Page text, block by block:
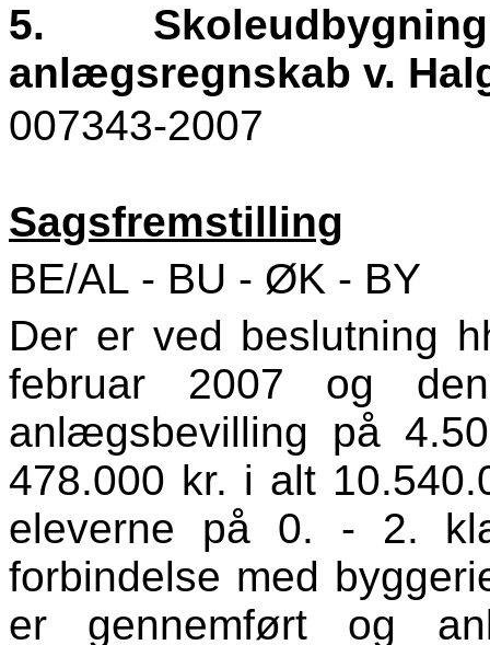
5.
anlægsregnskab v.
007343-2007
Sagsfremstilling
BE/AL - BU - ØK - BY
Der er ved beslutning
februar 2007 og
anlægsbevilling på
478.000 kr. i alt
eleverne på 0. - 2.
forbindelse med
er gennemført og